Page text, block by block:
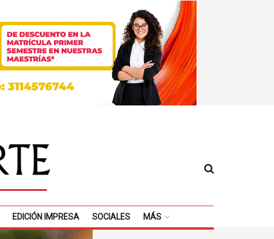
EDICIÓN IMPRESA SOCIALES MÁS